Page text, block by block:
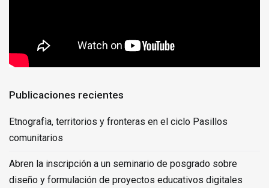
Publicaciones recientes
Etnografìa, territorios y fronteras en el ciclo Pasillos
comunitarios
Abren la inscripción a un seminario de posgrado sobre
diseño y formulación de proyectos educativos digitales